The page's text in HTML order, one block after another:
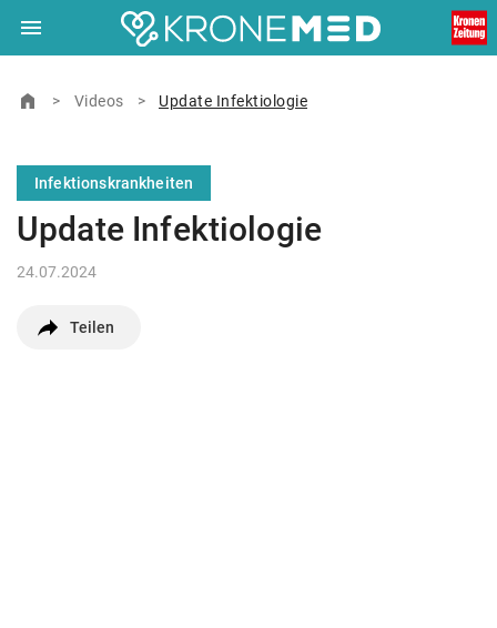
menu Navigation
ein-/ausklappen
closeSchließen
© Ärztekrone Verlagsgesellschaft m.b.H. 2026
Muthgasse 2, 1190 Wien
home Zur Startseite
> Videos > Update Infektiologie
Infektionskrankheiten
Update Infektiologie
24.07.2024
Teilen